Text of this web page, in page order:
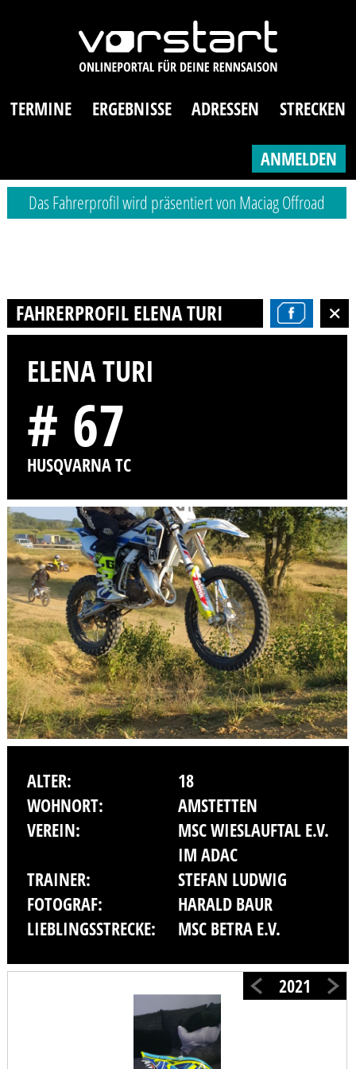
TERMINE ERGEBNISSE ADRESSEN STRECKEN
ANMELDEN
Das Fahrerprofil wird präsentiert von Maciag Offroad
FAHRERPROFIL ELENA TURI
ELENA TURI
# 67
HUSQVARNA TC
ALTER:
18
WOHNORT:
AMSTETTEN
VEREIN:
MSC WIESLAUFTAL E.V.
IM ADAC
TRAINER:
STEFAN LUDWIG
FOTOGRAF:
HARALD BAUR
LIEBLINGSSTRECKE:
MSC BETRA E.V.
2021